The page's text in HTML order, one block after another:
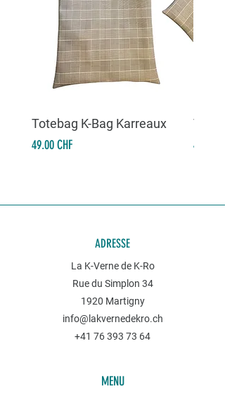
Totebag K-Bag Karreaux
Prix
49.00 CHF Prix
49.00
ADRESSE
La K-Verne de K-Ro
Rue du Simplon 34
1920 Martigny
info@lakvernedekro.ch
+41 76 393 73 64
MENU